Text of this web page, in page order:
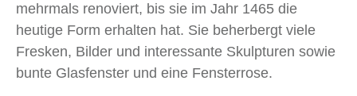
mehrmals renoviert, bis sie im Jahr 1465 die
heutige Form erhalten hat. Sie beherbergt viele
Fresken, Bilder und interessante Skulpturen sowie
bunte Glasfenster und eine Fensterrose.